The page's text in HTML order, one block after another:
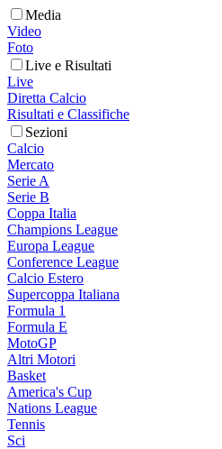
Media
Video
Foto
Live e Risultati
Live
Diretta Calcio
Risultati e Classifiche
Sezioni
Calcio
Mercato
Serie A
Serie B
Coppa Italia
Champions League
Europa League
Conference League
Calcio Estero
Supercoppa Italiana
Formula 1
Formula E
MotoGP
Altri Motori
Basket
America's Cup
Nations League
Tennis
Sci